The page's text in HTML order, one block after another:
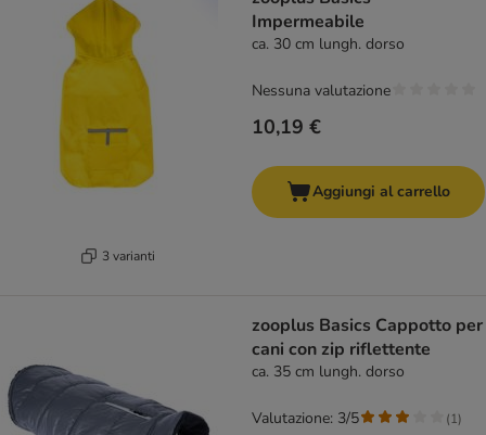
3 varianti
Impermeabile
ca. 30 cm lungh. dorso
10,19 €
Nessuna valutazione
Aggiungi al carrello
zooplus Basics Cappotto per
cani con zip riflettente
ca. 35 cm lungh. dorso
Valutazione: 3/5 (1)